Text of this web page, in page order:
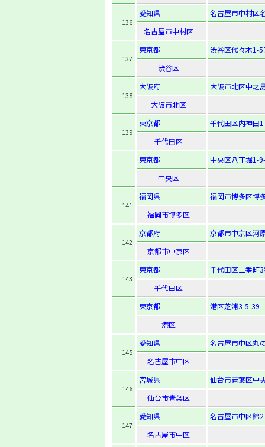
136
愛知県
名古屋市中村区
名古屋市中村区
137
東京都
渋谷区代々木1-
渋谷区
138
大阪府
大阪市北区中之
大阪市北区
139
東京都
千代田区内神田
千代田区
東京都
中央区八丁堀1-
中央区
141
福岡県
福岡市博多区博
福岡市博多区
142
京都府
京都市中京区河
京都市中京区
143
東京都
千代田区二番町
千代田区
東京都
港区芝浦3-5-39
港区
145
愛知県
名古屋市中区丸
名古屋市中区
146
宮城県
仙台市青葉区中
仙台市青葉区
147
愛知県
名古屋市中区錦
名古屋市中区